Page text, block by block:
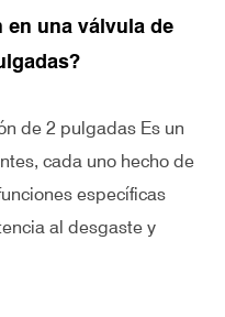
en una válvula de
de 2 pulgadas Es un
cada uno hecho de
específicas
al desgaste y